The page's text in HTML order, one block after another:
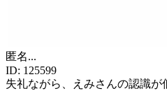
匿名...
ID: 125599
失礼ながら、えみさんの認識が